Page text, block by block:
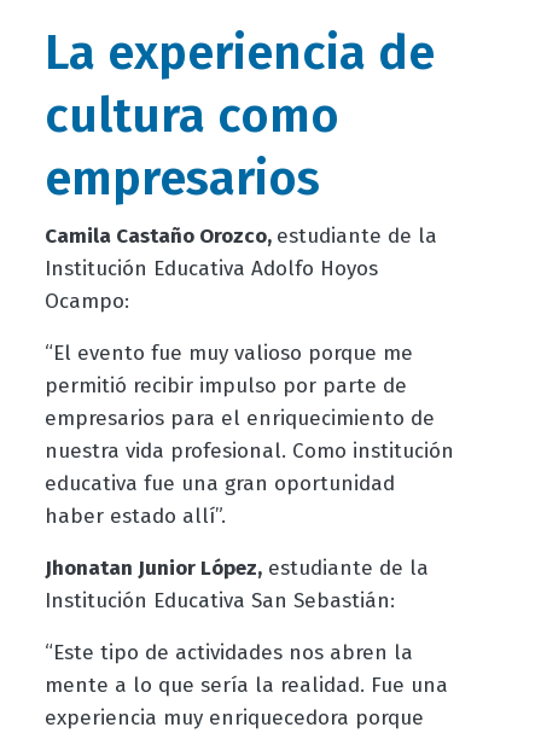
La experiencia de
cultura como
empresarios
Camila Castaño Orozco, estudiante de la
Institución Educativa Adolfo Hoyos
Ocampo:
“El evento fue muy valioso porque me
permitió recibir impulso por parte de
empresarios para el enriquecimiento de
nuestra vida profesional. Como institución
educativa fue una gran oportunidad
haber estado allí”.
Jhonatan Junior López,estudiante de la
Institución Educativa San Sebastián:
“Este tipo de actividades nos abren la
mente a lo que sería la realidad. Fue una
experiencia muy enriquecedora porque